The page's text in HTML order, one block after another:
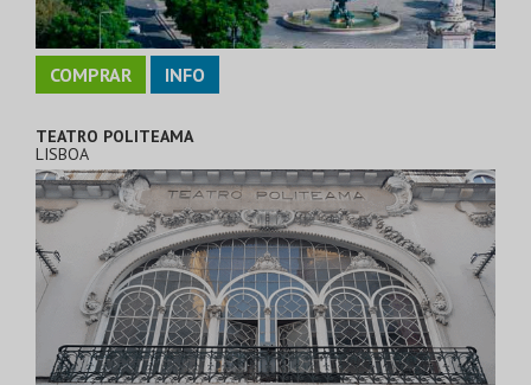
COMPRAR INFO
TEATRO POLITEAMA
LISBOA